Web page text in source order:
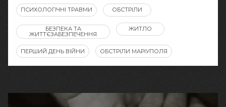
ПСИХОЛОГІЧНІ ТРАВМИ ОБСТРІЛИ
БЕЗПЕКА ТА
ЖИТТЄЗАБЕЗПЕЧЕННЯ
ЖИТЛО
ПЕРШИЙ ДЕНЬ ВІЙНИ ОБСТРІЛИ МАРІУПОЛЯ